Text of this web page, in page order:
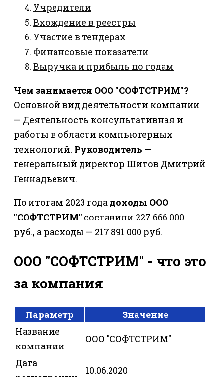
Учредители
Вхождение в реестры
Участие в тендерах
Финансовые показатели
Выручка и прибыль по годам
Чем занимается ООО "СОФТСТРИМ"?
Основной вид деятельности компании
— Деятельность консультативная и
работы в области компьютерных
технологий. Руководитель —
генеральный директор Шитов Дмитрий
Геннадьевич.
По итогам 2023 года доходы ООО
"СОФТСТРИМ" составили 227 666 000
руб., а расходы — 217 891 000 руб.
ООО "СОФТСТРИМ" - что это
за компания
Параметр
Значение
Название
компании
ООО "СОФТСТРИМ"
Дата
10.06.2020